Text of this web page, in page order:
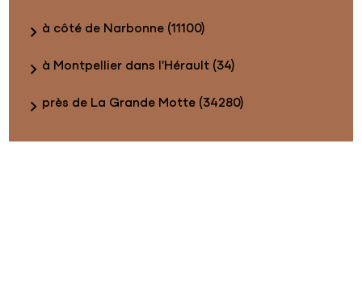
à côté de Narbonne (11100)
à Montpellier dans l'Hérault (34)
près de La Grande Motte (34280)